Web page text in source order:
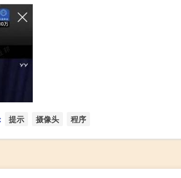
提示 摄像头 程序